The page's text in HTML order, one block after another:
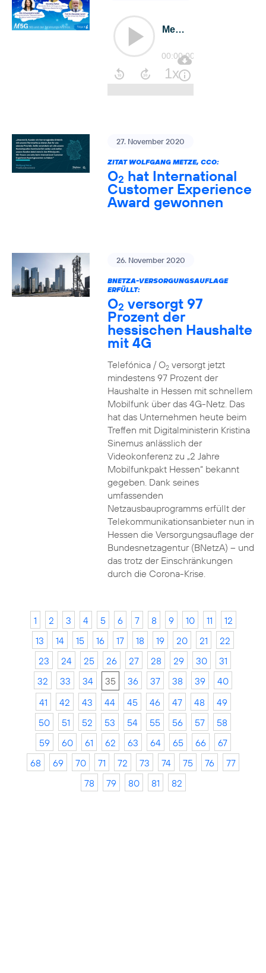
27. November 2020
ZITAT WOLFGANG METZE, CCO:
O2 hat International
Customer Experience
Award gewonnen
26. November 2020
BNETZA-VERSORGUNGSAUFLAGE
ERFÜLLT:
O2 versorgt 97
Prozent der
hessischen Haushalte
mit 4G
Telefónica / O2versorgt jetzt
mindestens 97 Prozent der
Haushalte in Hessen mit schnellem
Mobilfunk über das 4G-Netz. Das
hat das Unternehmen heute beim
Treffen mit Digitalministerin Kristina
Sinemus anlässlich der
Videokonferenz zu „2 Jahre
Mobilfunkpakt Hessen“ bekannt
gegeben. Dank seines
umfassenden
Netzausbauprogramms erfüllt der
Telekommunikationsanbieter nun in
Hessen die Versorgungsauflage der
Bundesnetzagentur (BNetzA) – und
das trotz der Einschränkungen
durch die Corona-Krise.
1 2 3 4 5 6 7 8 9 10 11
12
13
14 15 16 17 18 19 20 21
22
23
24 25 26 27 28 29 30
31
32
33 34 35 36 37 38 39
40
41
42 43 44 45 46 47 48
49
50
51 52 53 54 55 56 57
58
59
60 61 62 63 64 65 66
67
68
69 70 71 72 73 74 75 76
77
78
79 80 81 82